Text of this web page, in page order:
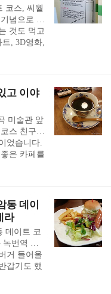
... 벳남 사
사이공 아
았군요. 좋
코스, 씨월
념으로 63
것도 먹고
, 3D영화,
이며 날씨
의 데이트
것 같은 설
딩 데이트
월드, 왁스
습니다. 이
63스퀘어
- 63 빌딩
고 이야
미술관 앞
스 친구와
었습니다.
은 카페를
앞 커피스
에 테이
. 커피애호
맛있을 지
서 이야기
하나 남아
습니다.
커피스트
고 ..
동 데이
라
데이트 코
녹번역 사
거 들어올
갑기도 했
응암동
전 T멤버